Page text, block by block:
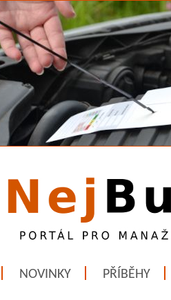
NOVINKY PŘÍBĚHY